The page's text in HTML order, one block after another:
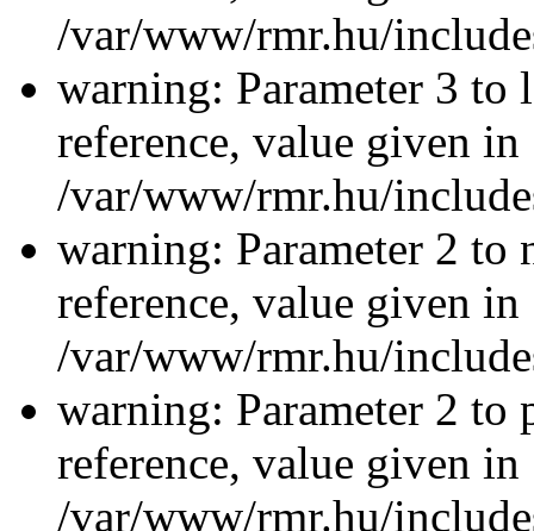
/var/www/rmr.hu/
warning: Parameter 3 to
reference, value given in
/var/www/rmr.hu/
warning: Parameter 2 to
reference, value given in
/var/www/rmr.hu/
warning: Parameter 2 to
reference, value given in
/var/www/rmr.hu/